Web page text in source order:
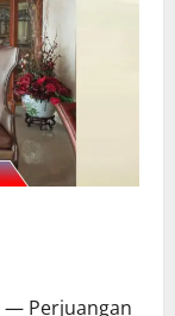
— Perjuangan